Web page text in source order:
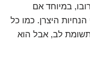
במיוחד אם
היצרן. כמו כל
תשומת לב, אבל הוא